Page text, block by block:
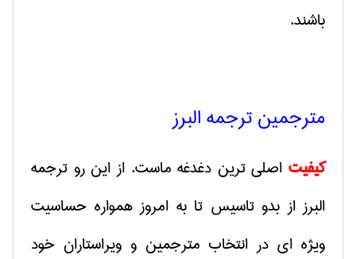
باشند.
مترجمین ترجمه البرز
کیفیت اصلی ترین دغدغه ماست. از این رو ترجمه
البرز از بدو تاسیس تا به امروز همواره حساسیت
ویژه ای در انتخاب مترجمین و ویراستاران خود